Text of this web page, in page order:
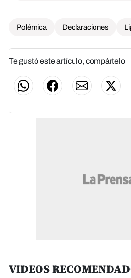
Polémica Declaraciones
Te gustó este artículo, compártelo
VIDEOS